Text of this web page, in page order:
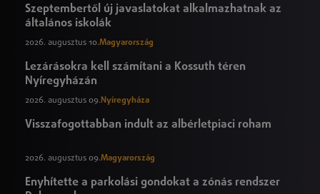
Szeptembertől új javaslatokat alkalmazhatnak az
általános iskolák
2026. augusztus 10.Magyarország
Lezárásokra kell számítani a Kossuth téren
Nyíregyházán
2026. augusztus 09. Nyíregyháza
Visszafogottabban indult az albérletpiaci roham
2026. augusztus 09.Magyarország
Enyhítette a parkolási gondokat a zónás rendszer